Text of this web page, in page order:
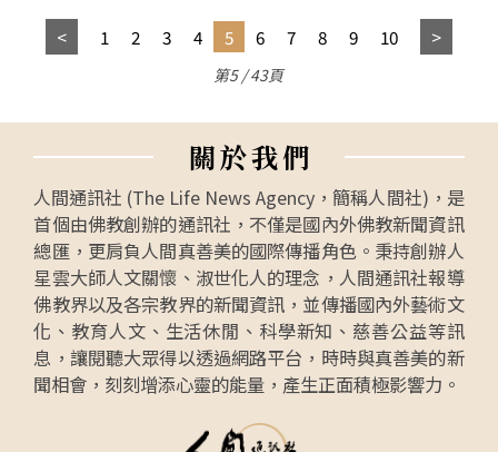
1 2 3 4 5 6 7 8 9 10
第5 / 43頁
關於我們
人間通訊社 (The Life News Agency，簡稱人間社)，是
首個由佛教創辦的通訊社，不僅是國內外佛教新聞資訊
總匯，更肩負人間真善美的國際傳播角色。秉持創辦人
星雲大師人文關懷、淑世化人的理念，人間通訊社報導
佛教界以及各宗教界的新聞資訊，並傳播國內外藝術文
化、教育人文、生活休閒、科學新知、慈善公益等訊
息，讓閱聽大眾得以透過網路平台，時時與真善美的新
聞相會，刻刻增添心靈的能量，產生正面積極影響力。